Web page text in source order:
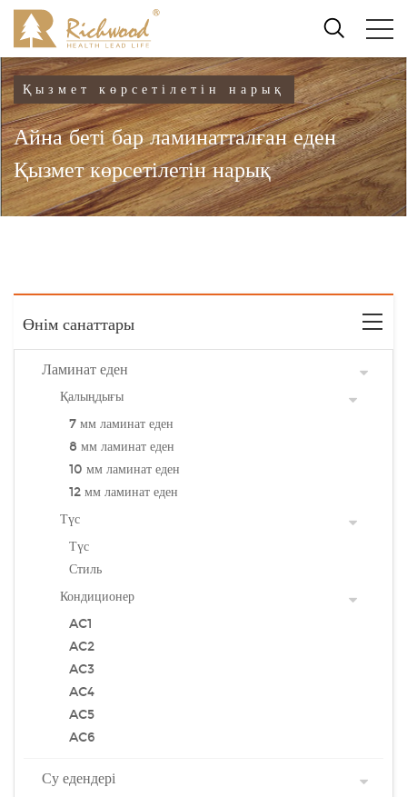
Қызмет көрсетілетін нарық
Айна беті бар ламинатталған еден
Қызмет көрсетілетін нарық
Өнім санаттары
Ламинат еден
Қалыңдығы
7 мм ламинат еден
8 мм ламинат еден
10 мм ламинат еден
12 мм ламинат еден
Түс
Түс
Стиль
Кондиционер
AC1
AC2
AC3
AC4
AC5
AC6
Су едендері